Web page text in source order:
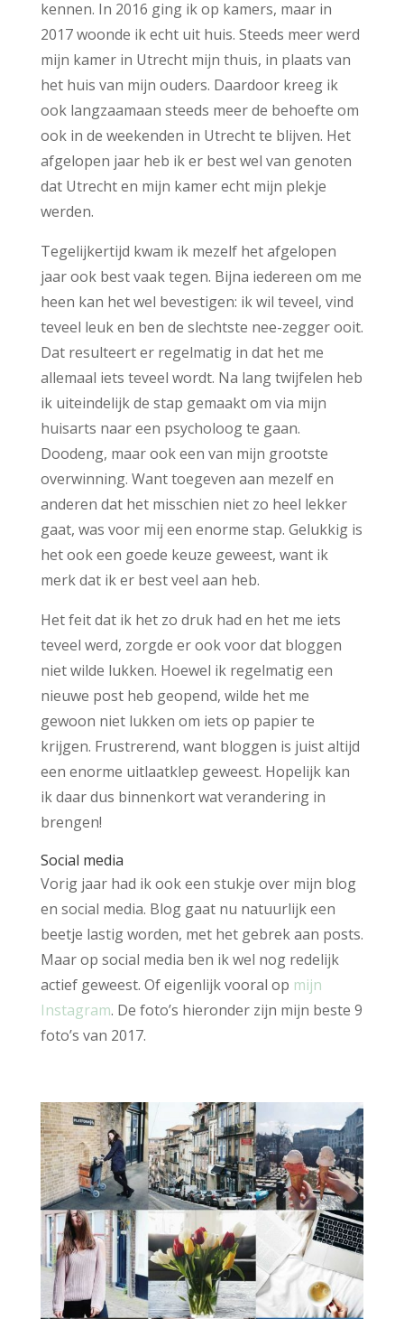
kennen. In 2016 ging ik op kamers, maar in
2017 woonde ik echt uit huis. Steeds meer werd
mijn kamer in Utrecht mijn thuis, in plaats van
het huis van mijn ouders. Daardoor kreeg ik
ook langzaamaan steeds meer de behoefte om
ook in de weekenden in Utrecht te blijven. Het
afgelopen jaar heb ik er best wel van genoten
dat Utrecht en mijn kamer echt mijn plekje
werden.
Tegelijkertijd kwam ik mezelf het afgelopen
jaar ook best vaak tegen. Bijna iedereen om me
heen kan het wel bevestigen: ik wil teveel, vind
teveel leuk en ben de slechtste nee-zegger ooit.
Dat resulteert er regelmatig in dat het me
allemaal iets teveel wordt. Na lang twijfelen heb
ik uiteindelijk de stap gemaakt om via mijn
huisarts naar een psycholoog te gaan.
Doodeng, maar ook een van mijn grootste
overwinning. Want toegeven aan mezelf en
anderen dat het misschien niet zo heel lekker
gaat, was voor mij een enorme stap. Gelukkig is
het ook een goede keuze geweest, want ik
merk dat ik er best veel aan heb.
Het feit dat ik het zo druk had en het me iets
teveel werd, zorgde er ook voor dat bloggen
niet wilde lukken. Hoewel ik regelmatig een
nieuwe post heb geopend, wilde het me
gewoon niet lukken om iets op papier te
krijgen. Frustrerend, want bloggen is juist altijd
een enorme uitlaatklep geweest. Hopelijk kan
ik daar dus binnenkort wat verandering in
brengen!
Social media
Vorig jaar had ik ook een stukje over mijn blog
en social media. Blog gaat nu natuurlijk een
beetje lastig worden, met het gebrek aan posts.
Maar op social media ben ik wel nog redelijk
actief geweest. Of eigenlijk vooral op mijn
Instagram. De foto’s hieronder zijn mijn beste 9
foto’s van 2017.